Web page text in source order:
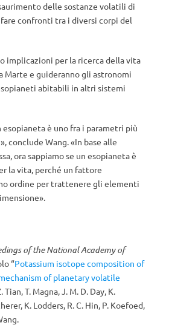
delle sostanze volatili di
confronti tra i diversi corpi del
implicazioni per la ricerca della vita
Marte e guideranno gli astronomi
abitabili in altri sistemi
esopianeta è uno fra i parametri più
conclude Wang. «In base alle
ora sappiamo se un esopianeta è
la vita, perché un fattore
ordine per trattenere gli elementi
of the National Academy of
“Potassium isotope composition of
of planetary volatile
Tian, T. Magna, J. M. D. Day, K.
K. Lodders, R. C. Hin, P. Koefoed,